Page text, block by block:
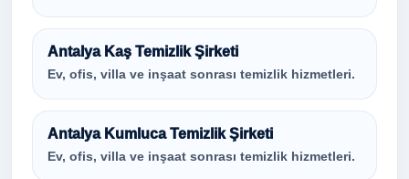
Antalya Kaş Temizlik Şirketi
Ev, ofis, villa ve inşaat sonrası temizlik hizmetleri.
Antalya Kumluca Temizlik Şirketi
Ev, ofis, villa ve inşaat sonrası temizlik hizmetleri.